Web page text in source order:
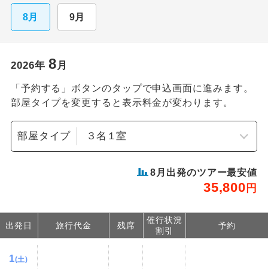
8月 9月
2026年 8月
「予約する」ボタンのタップで申込画面に進みます。
部屋タイプを変更すると表示料金が変わります。
部屋タイプ
8 月出発のツアー最安値
35,800 円
出発日 旅行代金 残席
催行状況
割引
予約
1(土)